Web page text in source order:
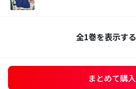
全1巻を表示する
まとめて購入